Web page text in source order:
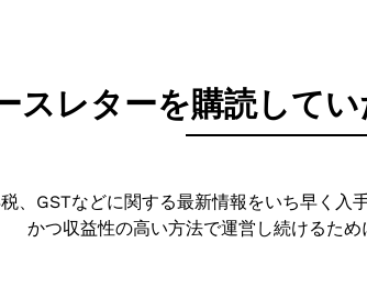
スレターを購読して
、GSTなどに関する最新情報をいち早く
かつ収益性の高い方法で運営し続けるた